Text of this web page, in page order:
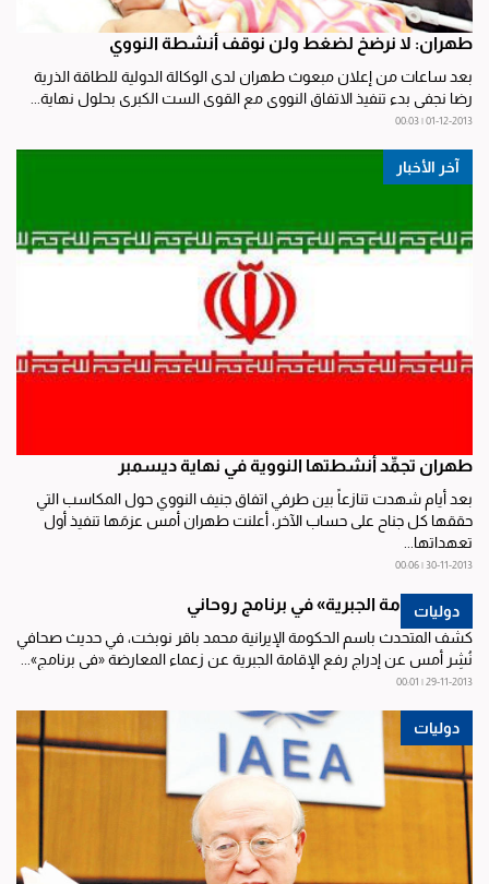
طهران: لا نرضخ لضغط ولن نوقف أنشطة النووي
بعد ساعات من إعلان مبعوث طهران لدى الوكالة الدولية للطاقة الذرية
رضا نجفي بدء تنفيذ الاتفاق النووي مع القوى الست الكبرى بحلول نهاية...
01-12-2013 | 00:03
آخر الأخبار
طهران تجمِّد أنشطتها النووية في نهاية ديسمبر
بعد أيام شهدت تنازعاً بين طرفي اتفاق جنيف النووي حول المكاسب التي
حققها كل جناح على حساب الآخر، أعلنت طهران أمس عزمَها تنفيذ أول
تعهداتها...
30-11-2013 | 00:06
دوليات
رفع «الإقامة الجبرية» في برنامج روحاني
كشف المتحدث باسم الحكومة الإيرانية محمد باقر نوبخت، في حديث صحافي
نُشِر أمس عن إدراج رفع الإقامة الجبرية عن زعماء المعارضة «في برنامج»...
29-11-2013 | 00:01
دوليات